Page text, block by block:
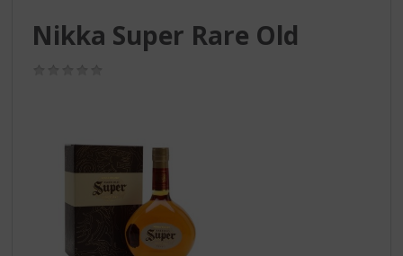
Nikka Super Rare Old